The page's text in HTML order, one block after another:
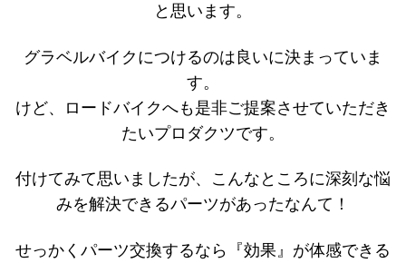
と思います。
グラベルバイクにつけるのは良いに決まっていま
す。
けど、ロードバイクへも是非ご提案させていただき
たいプロダクツです。
付けてみて思いましたが、こんなところに深刻な悩
みを解決できるパーツがあったなんて！
せっかくパーツ交換するなら『効果』が体感できる